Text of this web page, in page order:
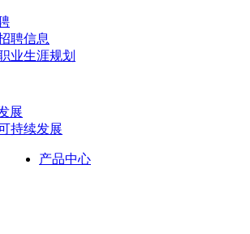
聘信息
业生涯规划
展
持续发展
产品中心